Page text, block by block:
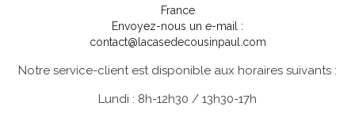
France
Envoyez-nous un e-mail :
contact@lacasedecousinpaul.com
Notre service-client est disponible aux horaires suivants :
Lundi : 8h-12h30 / 13h30-17h